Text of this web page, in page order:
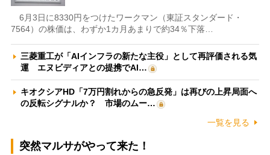
6月3日に8330円をつけたワークマン（東証スタンダード・
7564）の株価は、わずか1カ月あまりで約34％下落…
三菱重工が「AIインフラの新たな主役」として再評価される気
運 エヌビディアとの提携でAI…
キオクシアHD「7万円割れからの急反発」は再びの上昇局面へ
の反転シグナルか？ 市場のムー…
一覧を見る
突然マルサがやって来た！